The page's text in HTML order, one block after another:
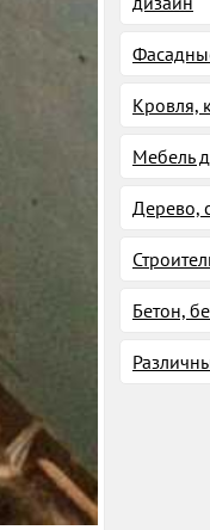
Кровля,
Мебель
Дерево,
Бетон,